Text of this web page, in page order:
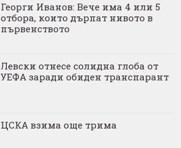
Георги Иванов: Вече има 4 или 5
отбора, които дърпат нивото в
първенството
Левски отнесе солидна глоба от
УЕФА заради обиден транспарант
ЦСКА взима още трима